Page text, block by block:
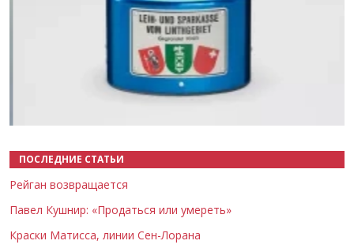
ПОСЛЕДНИЕ СТАТЬИ
Рейган возвращается
Павел Кушнир: «Продаться или умереть»
Краски Матисса, линии Сен-Лорана